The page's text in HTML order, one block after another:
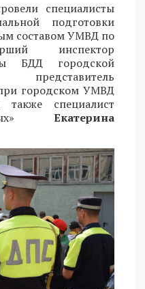
специалисты
подготовки
составом УМВД по
инспектор
БДД городской
представитель
городском УМВД
специалист
Екатерина